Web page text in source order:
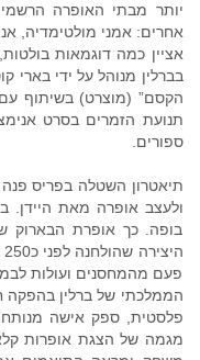
יותר מבתי האופרה
אחרים: אמני מולטימדיה,
בברלין מנוהל על ידי בארי
ספורים.
תיאטרון השטלה בפריס פנה
ולעצב אופרה מאת היידן.
בופה. כך אופרת הבארוק
פעם מהמחסנים ועולות
הממלכתי של ברלין
פלסטית, ספק אישה
מגמה של הצגת אופרות